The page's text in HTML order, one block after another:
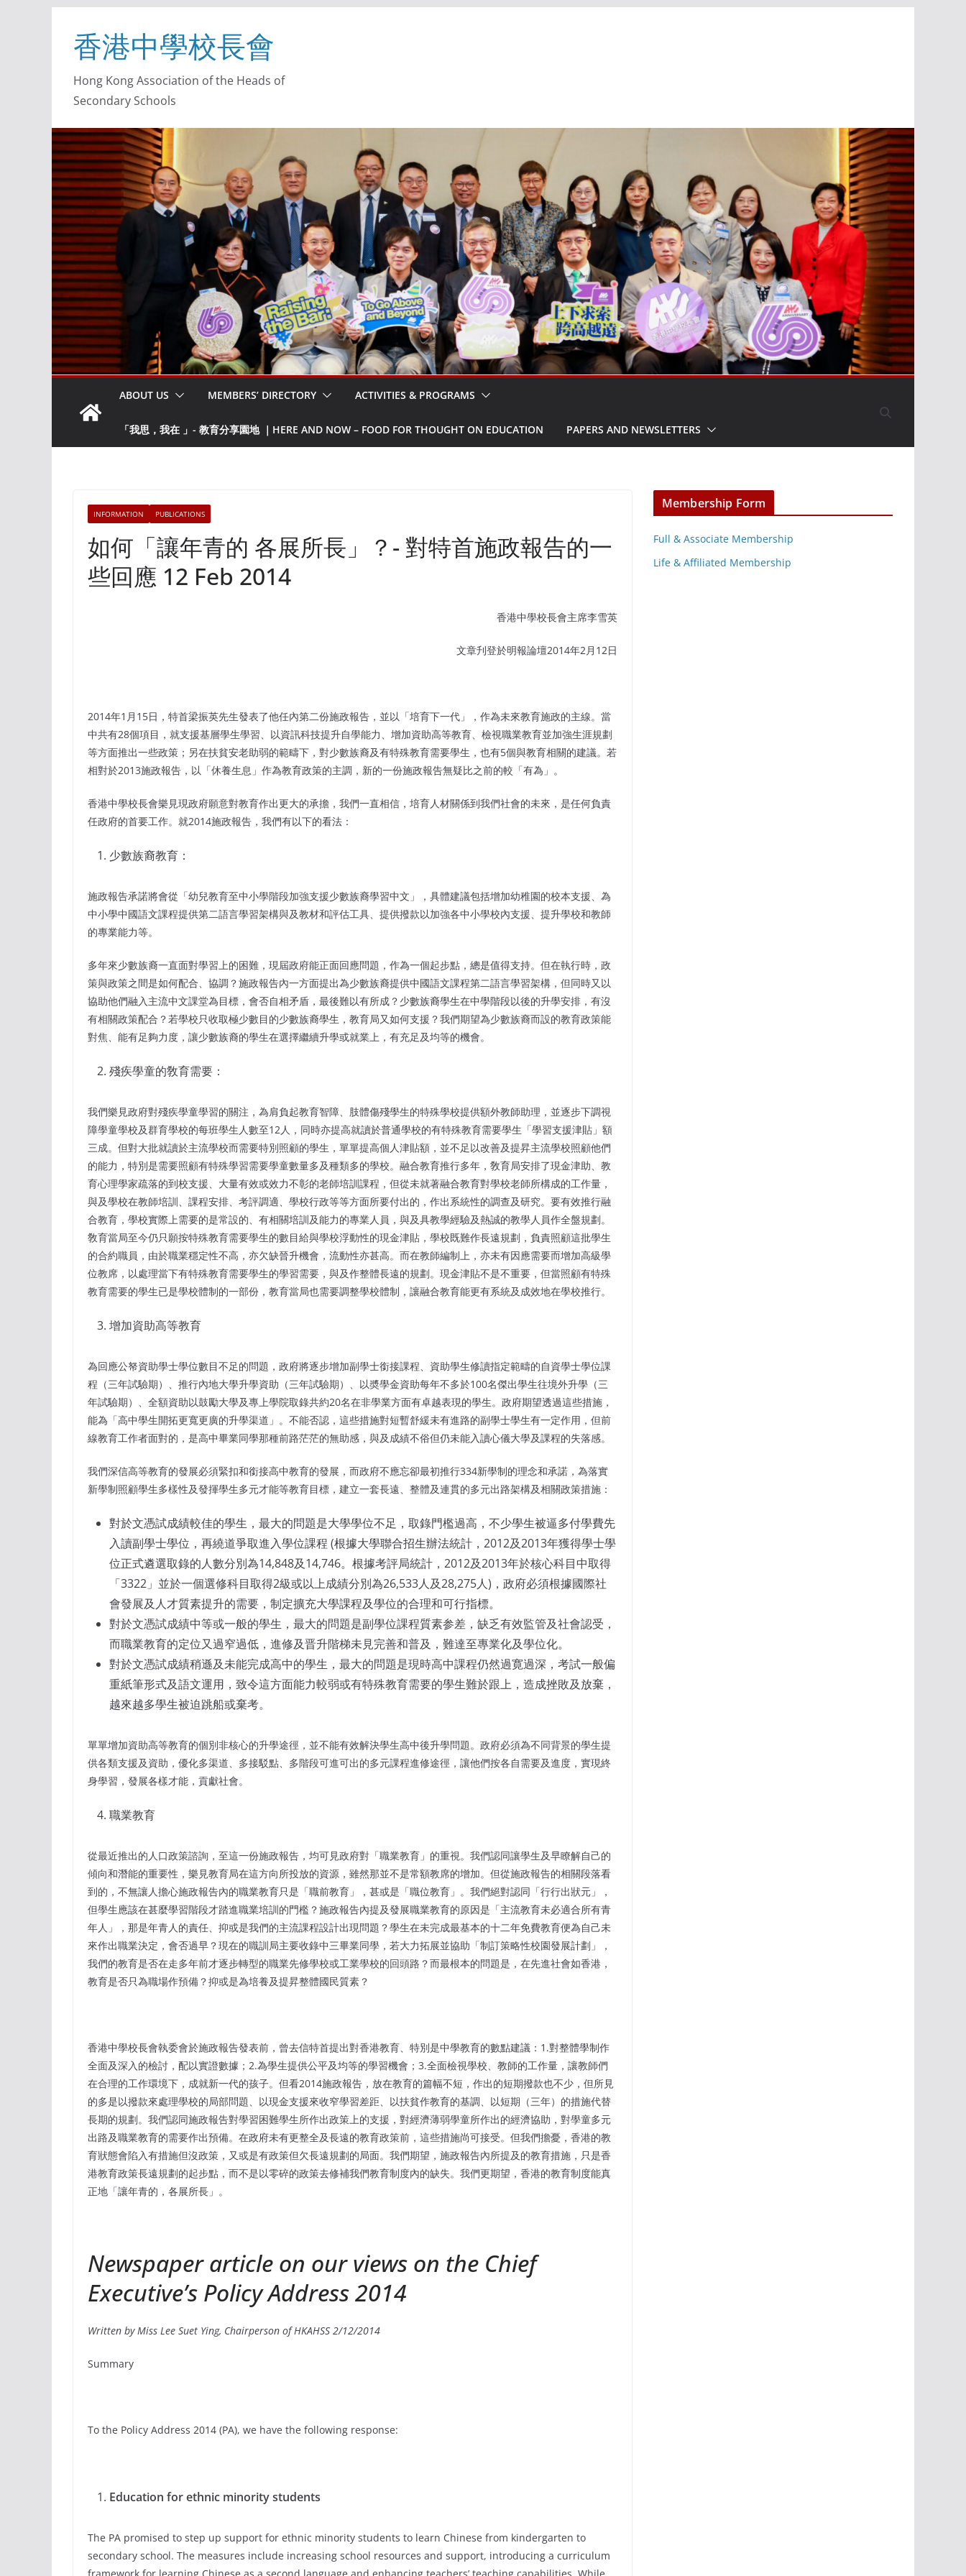
香港中學校長會
Hong Kong Association of the Heads of
Secondary Schools
ABOUT US MEMBERS’ DIRECTORY ACTIVITIES & PROGRAMS
「我思，我在 」- 教育分享園地 ｜HERE AND NOW – FOOD FOR THOUGHT ON EDUCATION PAPERS AND NEWSLETTERS
INFORMATION PUBLICATIONS
如何「讓年青的 各展所長」？- 對特首施政報告的一
些回應 12 Feb 2014
香港中學校長會主席李雪英
文章刋登於明報論壇2014年2月12日
2014年1月15日，特首梁振英先生發表了他任內第二份施政報告，並以「培育下一代」，作為未來教育施政的主線。當
中共有28個項目，就支援基層學生學習、以資訊科技提升自學能力、增加資助高等教育、檢視職業教育並加強生涯規劃
等方面推出一些政策；另在扶貧安老助弱的範疇下，對少數族裔及有特殊教育需要學生，也有5個與教育相關的建議。若
相對於2013施政報告，以「休養生息」作為教育政策的主調，新的一份施政報告無疑比之前的較「有為」。
香港中學校長會樂見現政府願意對教育作出更大的承擔，我們一直相信，培育人材關係到我們社會的未來，是任何負責
任政府的首要工作。就2014施政報告，我們有以下的看法：
少數族裔教育：
施政報告承諾將會從「幼兒教育至中小學階段加強支援少數族裔學習中文」，具體建議包括增加幼稚園的校本支援、為
中小學中國語文課程提供第二語言學習架構與及教材和評估工具、提供撥款以加強各中小學校內支援、提升學校和教師
的專業能力等。
多年來少數族裔一直面對學習上的困難，現屆政府能正面回應問題，作為一個起步點，總是值得支持。但在執行時，政
策與政策之間是如何配合、協調？施政報告內一方面提出為少數族裔提供中國語文課程第二語言學習架構，但同時又以
協助他們融入主流中文課堂為目標，會否自相矛盾，最後難以有所成？少數族裔學生在中學階段以後的升學安排，有沒
有相關政策配合？若學校只收取極少數目的少數族裔學生，教育局又如何支援？我們期望為少數族裔而設的教育政策能
對焦、能有足夠力度，讓少數族裔的學生在選擇繼續升學或就業上，有充足及均等的機會。
殘疾學童的敎育需要：
我們樂見政府對殘疾學童學習的關注，為肩負起教育智障、肢體傷殘學生的特殊學校提供額外教師助理，並逐步下調視
障學童學校及群育學校的每班學生人數至12人，同時亦提高就讀於普通學校的有特殊教育需要學生「學習支援津貼」額
三成。但對大批就讀於主流學校而需要特別照顧的學生，單單提高個人津貼額，並不足以改善及提昇主流學校照顧他們
的能力，特別是需要照顧有特殊學習需要學童數量多及種類多的學校。融合教育推行多年，敎育局安排了現金津助、教
育心理學家疏落的到校支援、大量有效或效力不彰的老師培訓課程，但從未就著融合教育對學校老師所構成的工作量，
與及學校在教師培訓、課程安排、考評調適、學校行政等等方面所要付出的，作出系統性的調查及研究。要有效推行融
合教育，學校實際上需要的是常設的、有相關培訓及能力的專業人員，與及具教學經驗及熱誠的教學人員作全盤規劃。
敎育當局至今仍只願按特殊教育需要學生的數目給與學校浮動性的現金津貼，學校既難作長遠規劃，負責照顧這批學生
的合約職員，由於職業穩定性不高，亦欠缺晉升機會，流動性亦甚高。而在教師編制上，亦未有因應需要而增加高級學
位教席，以處理當下有特殊教育需要學生的學習需要，與及作整體長遠的規劃。現金津貼不是不重要，但當照顧有特殊
教育需要的學生已是學校體制的一部份，教育當局也需要調整學校體制，讓融合教育能更有系統及成效地在學校推行。
增加資助高等教育
為回應公帑資助學士學位數目不足的問題，政府將逐步增加副學士銜接課程、資助學生修讀指定範疇的自資學士學位課
程（三年試驗期）、推行內地大學升學資助（三年試驗期）、以奬學金資助每年不多於100名傑出學生往境外升學（三
年試驗期）、全額資助以鼓勵大學及專上學院取錄共約20名在非學業方面有卓越表現的學生。政府期望透過這些措施，
能為「高中學生開拓更寬更廣的升學渠道」。不能否認，這些措施對短暫舒緩未有進路的副學士學生有一定作用，但前
線教育工作者面對的，是高中畢業同學那種前路茫茫的無助感，與及成績不俗但仍未能入讀心儀大學及課程的失落感。
我們深信高等教育的發展必須緊扣和銜接高中教育的發展，而政府不應忘卻最初推行334新學制的理念和承諾，為落實
新學制照顧學生多樣性及發揮學生多元才能等教育目標，建立一套長遠、整體及連貫的多元出路架構及相關政策措施：
對於文憑試成績較佳的學生，最大的問題是大學學位不足，取錄門檻過高，不少學生被逼多付學費先
入讀副學士學位，再繞道爭取進入學位課程 (根據大學聯合招生辦法統計，2012及2013年獲得學士學
位正式遴選取錄的人數分別為14,848及14,746。根據考評局統計，2012及2013年於核心科目中取得
「3322」並於一個選修科目取得2級或以上成績分別為26,533人及28,275人)，政府必須根據國際社
會發展及人才質素提升的需要，制定擴充大學課程及學位的合理和可行指標。
對於文憑試成績中等或一般的學生，最大的問題是副學位課程質素参差，缺乏有效監管及社會認受，
而職業教育的定位又過窄過低，進修及晋升階梯未見完善和普及，難達至專業化及學位化。
對於文憑試成績稍遜及未能完成高中的學生，最大的問題是現時高中課程仍然過寛過深，考試一般偏
重紙筆形式及語文運用，致令這方面能力較弱或有特殊教育需要的學生難於跟上，造成挫敗及放棄，
越來越多學生被迫跳船或棄考。
單單增加資助高等教育的個別非核心的升學途徑，並不能有效解決學生高中後升學問題。政府必須為不同背景的學生提
供各類支援及資助，優化多渠道、多接駁點、多階段可進可出的多元課程進修途徑，讓他們按各自需要及進度，實現終
身學習，發展各樣才能，貢獻社會。
職業教育
從最近推出的人口政策諮詢，至這一份施政報告，均可見政府對「職業教育」的重視。我們認同讓學生及早瞭解自己的
傾向和潛能的重要性，樂見教育局在這方向所投放的資源，雖然那並不是常額教席的增加。但從施政報告的相關段落看
到的，不無讓人擔心施政報告內的職業教育只是「職前教育」，甚或是「職位教育」。我們絕對認同「行行出狀元」，
但學生應該在甚麼學習階段才踏進職業培訓的門檻？施政報告內提及發展職業教育的原因是「主流教育未必適合所有青
年人」，那是年青人的責任、抑或是我們的主流課程設計出現問題？學生在未完成最基本的十二年免費教育便為自己未
來作出職業決定，會否過早？現在的職訓局主要收錄中三畢業同學，若大力拓展並協助「制訂策略性校園發展計劃」，
我們的教育是否在走多年前才逐步轉型的職業先修學校或工業學校的回頭路？而最根本的問題是，在先進社會如香港，
教育是否只為職場作預備？抑或是為培養及提昇整體國民質素？
香港中學校長會執委會於施政報告發表前，曾去信特首提出對香港教育、特別是中學教育的數點建議：1.對整體學制作
全面及深入的檢討，配以實證數據；2.為學生提供公平及均等的學習機會；3.全面檢視學校、教師的工作量，讓教師們
在合理的工作環境下，成就新一代的孩子。但看2014施政報告，放在教育的篇幅不短，作出的短期撥款也不少，但所見
的多是以撥款來處理學校的局部問題、以現金支援來收窄學習差距、以扶貧作教育的基調、以短期（三年）的措施代替
長期的規劃。我們認同施政報告對學習困難學生所作出政策上的支援，對經濟薄弱學童所作出的經濟協助，對學童多元
出路及職業教育的需要作出預備。在政府未有更整全及長遠的教育政策前，這些措施尚可接受。但我們擔憂，香港的教
育狀態會陷入有措施但沒政策，又或是有政策但欠長遠規劃的局面。我們期望，施政報告內所提及的教育措施，只是香
港教育政策長遠規劃的起步點，而不是以零碎的政策去修補我們教育制度內的缺失。我們更期望，香港的教育制度能真
正地「讓年青的，各展所長」。
Newspaper article on our views on the Chief
Executive’s Policy Address 2014
Written by Miss Lee Suet Ying, Chairperson of HKAHSS 2/12/2014
Summary
To the Policy Address 2014 (PA), we have the following response:
Education for ethnic minority students
The PA promised to step up support for ethnic minority students to learn Chinese from kindergarten to
secondary school. The measures include increasing school resources and support, introducing a curriculum
Membership Form
Full & Associate Membership
Life & Affiliated Membership